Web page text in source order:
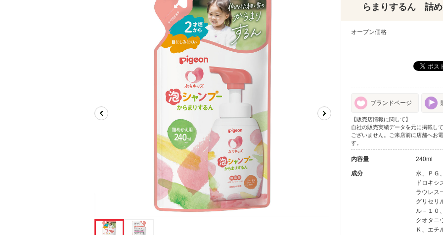
らまりするん 詰め
オープン価格
ブランドページ
【販売店情報に関して】
自社の販売実績データを元に掲載し
ございません。ご来店前に店舗へお
す。
内容量 240ml
成分
水、ＰＧ
ドロキシ
ラウレス
グリセリ
ル－１０
クオタニ
Ｋ、エチ